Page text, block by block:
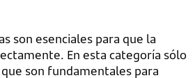
son esenciales para que la
En esta categoría sólo
son fundamentales para